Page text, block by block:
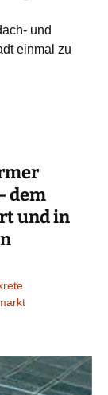
und
einmal zu
der Armut“
dem
und in